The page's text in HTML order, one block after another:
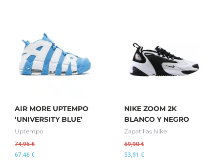
AIR MORE UPTEMPO
‘UNIVERSITY BLUE’
Uptempo
74,95€
67,46 €
NIKE ZOOM 2K
BLANCO Y NEGRO
Zapatillas Nike
59,90€
53,91 €